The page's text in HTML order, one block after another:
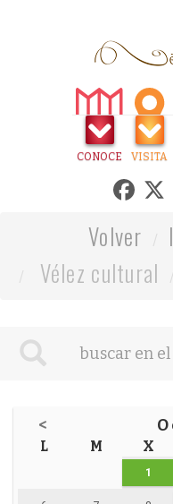
CONOCE VISITA
Volver
Vélez cultural
<
L M X
1